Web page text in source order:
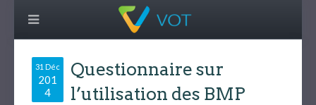
31 Déc
201
4
Questionnaire sur
l’utilisation des BMP